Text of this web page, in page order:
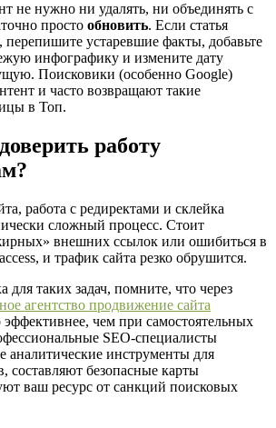
не нужно ни удалять, ни объединять с
просто обновить. Если статья
перепишите устаревшие факты, добавьте
инфографику и измените дату
Поисковики (особенно Google)
и часто возвращают такие
в Топ.
работу
работа с редиректами и склейка
сложный процесс. Стоит
внешних ссылок или ошибиться в
и трафик сайта резко обрушится.
для таких задач, помните, что через
агентство продвижение сайта
эффективнее, чем при самостоятельных
SEO-специалисты
аналитические инструменты для
составляют безопасные карты
ваш ресурс от санкций поисковых